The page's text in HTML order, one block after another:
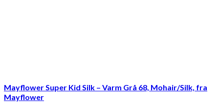
Mayflower Super Kid Silk – Varm Grå 68, Mohair/Silk, fra
Mayflower